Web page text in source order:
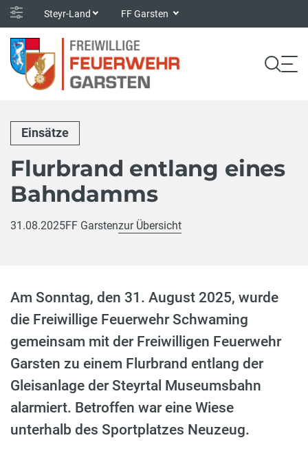
Steyr-Land FF Garsten
Einsätze
Flurbrand entlang eines
Bahndamms
31.08.2025FF Garstenzur Übersicht
Am Sonntag, den 31. August 2025, wurde
die Freiwillige Feuerwehr Schwaming
gemeinsam mit der Freiwilligen Feuerwehr
Garsten zu einem Flurbrand entlang der
Gleisanlage der Steyrtal Museumsbahn
alarmiert. Betroffen war eine Wiese
unterhalb des Sportplatzes Neuzeug.